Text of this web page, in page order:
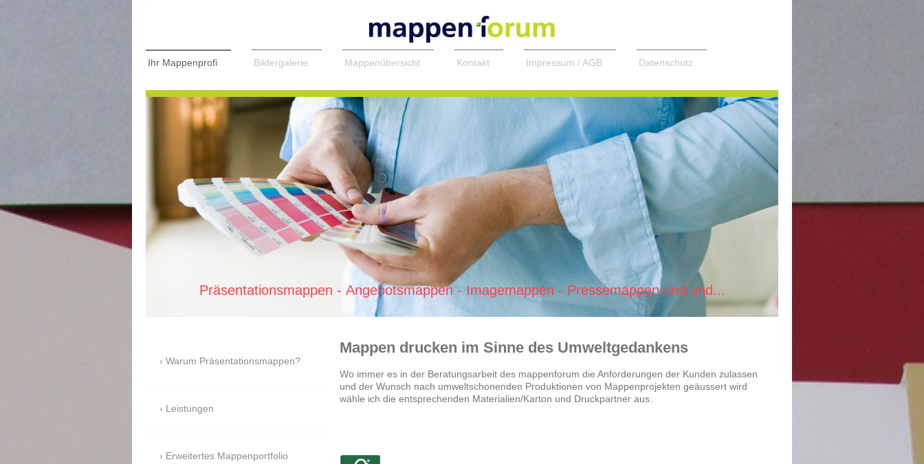
Ihr Mappenprofi Bildergalerie Mappenübersicht Kontakt Impressum / AGB Datenschutz
Präsentationsmappen - Angebotsmappen - Imagemappen - Pressemappen und und...
Mappen drucken im Sinne des Umweltgedankens
Wo immer es in der Beratungsarbeit des mappenforum die Anforderungen der Kunden zulassen
und der Wunsch nach umweltschonenden Produktionen von Mappenprojekten geäussert wird
wähle ich die entsprechenden Materialien/Karton und Druckpartner aus.
Warum Präsentationsmappen?
Leistungen
Erweitertes Mappenportfolio